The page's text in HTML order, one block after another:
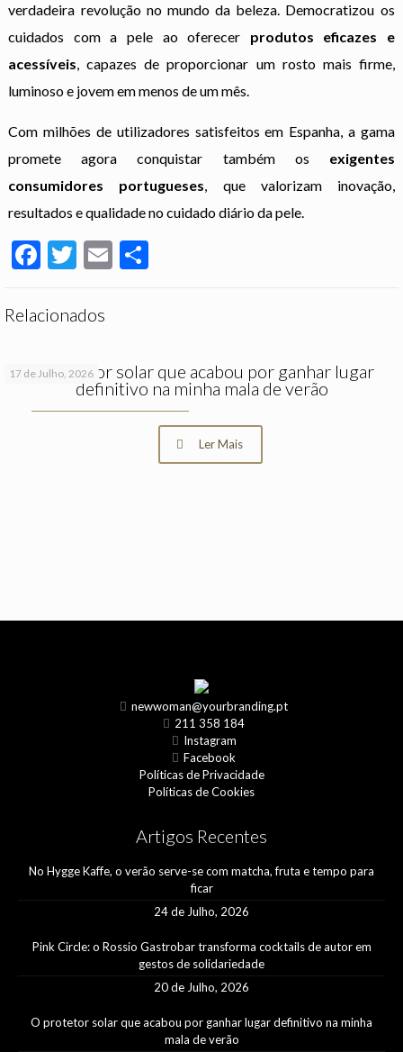
verdadeira revolução no mundo da beleza. Democratizou os
cuidados com a pele ao oferecer produtos eficazes e
acessíveis, capazes de proporcionar um rosto mais firme,
luminoso e jovem em menos de um mês.
Com milhões de utilizadores satisfeitos em Espanha, a gama
promete agora conquistar também os exigentes
consumidores portugueses, que valorizam inovação,
resultados e qualidade no cuidado diário da pele.
Facebook
Twitter
Email
Relacionados
17 de Julho, 2026
O protetor solar que acabou por ganhar lugar
definitivo na minha mala de verão
Ler Mais
newwoman@yourbranding.pt
211 358 184
Instagram
Facebook
Políticas de Privacidade
Políticas de Cookies
Artigos Recentes
No Hygge Kaffe, o verão serve-se com matcha, fruta e tempo para
ficar
24 de Julho, 2026
Pink Circle: o Rossio Gastrobar transforma cocktails de autor em
gestos de solidariedade
20 de Julho, 2026
O protetor solar que acabou por ganhar lugar definitivo na minha
mala de verão